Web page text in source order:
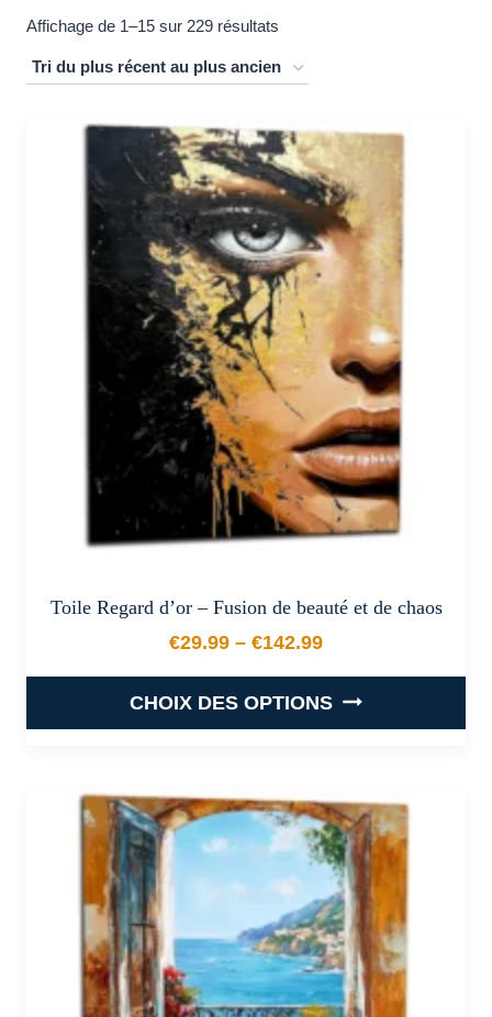
Affichage de 1–15 sur 229 résultats
plus
au
plus
ancien
Toile Regard d’or – Fusion de beauté et de chaos
€29.99 – €142.99
Plage de prix : €29.99 à
CHOIX DES OPTIONS
a
plusieurs
variations.
options
peuvent
être
choisies